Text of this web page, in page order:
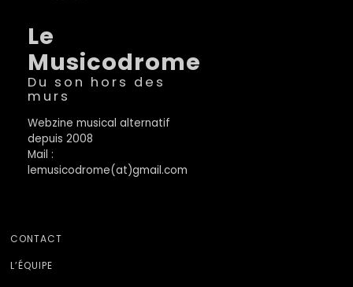
Le
Musicodrome
Du son hors des
murs
Webzine musical alternatif
depuis 2008
Mail :
lemusicodrome(at)gmail.com
CONTACT
L’ÉQUIPE